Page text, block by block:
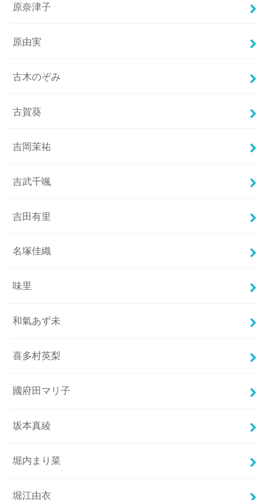
原奈津子
原由実
古木のぞみ
古賀葵
吉岡茉祐
吉武千颯
吉田有里
名塚佳織
味里
和氣あず未
喜多村英梨
國府田マリ子
坂本真綾
堀内まり菜
堀江由衣